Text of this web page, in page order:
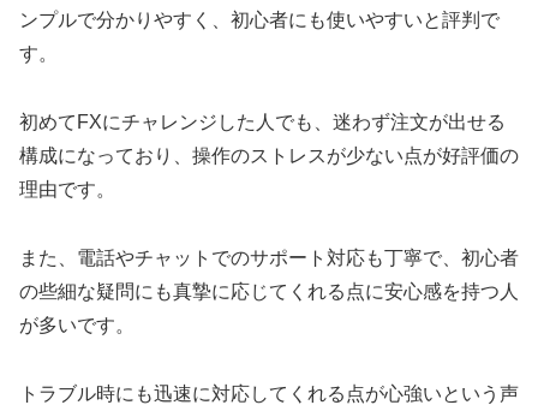
ンプルで分かりやすく、初心者にも使いやすいと評判で
す。
初めてFXにチャレンジした人でも、迷わず注文が出せる
構成になっており、操作のストレスが少ない点が好評価の
理由です。
また、電話やチャットでのサポート対応も丁寧で、初心者
の些細な疑問にも真摯に応じてくれる点に安心感を持つ人
が多いです。
トラブル時にも迅速に対応してくれる点が心強いという声